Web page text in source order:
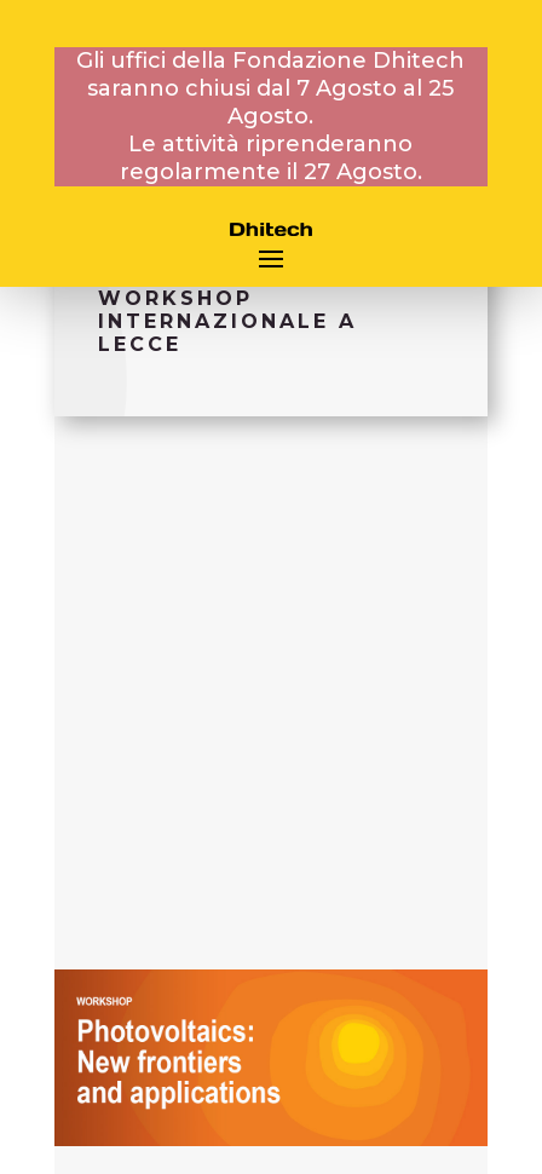
Gli uffici della Fondazione Dhitech
saranno chiusi dal 7 Agosto al 25
Agosto.
Le attività riprenderanno
regolarmente il 27 Agosto.
10 OTTOBRE 2014
LE NUOVE FRONTIERE
WORKSHOP
INTERNAZIONALE A
LECCE